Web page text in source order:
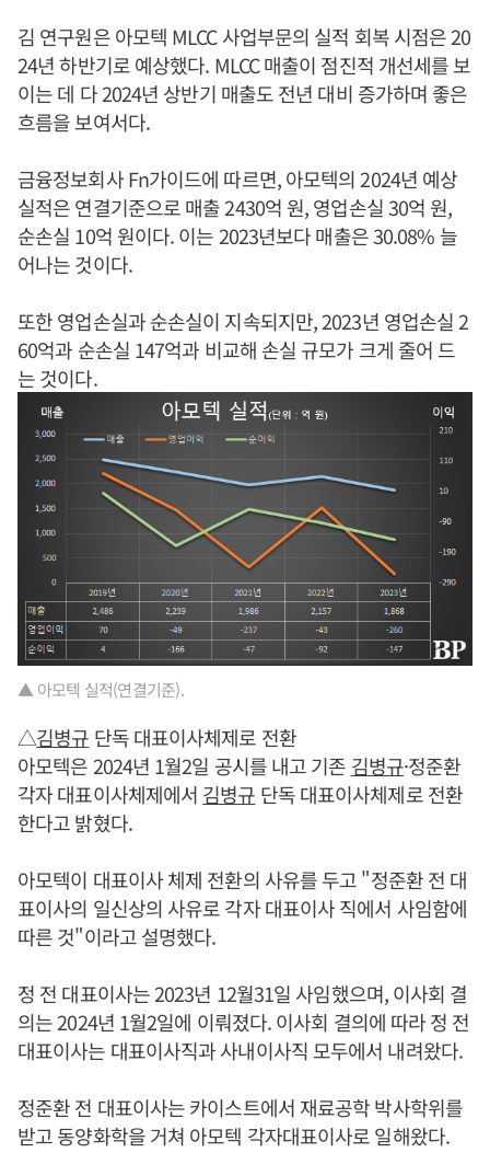
김 연구원은 아모텍 MLCC 사업부문의 실적 회복 시점은 20
24년 하반기로 예상했다. MLCC 매출이 점진적 개선세를 보
이는 데 다 2024년 상반기 매출도 전년 대비 증가하며 좋은
흐름을 보여서다.
금융정보회사 Fn가이드에 따르면, 아모텍의 2024년 예상
실적은 연결기준으로 매출 2430억 원, 영업손실 30억 원,
순손실 10억 원이다. 이는 2023년보다 매출은 30.08% 늘
어나는 것이다.
또한 영업손실과 순손실이 지속되지만, 2023년 영업손실 2
60억과 순손실 147억과 비교해 손실 규모가 크게 줄어 드
는 것이다.
▲ 아모텍 실적(연결기준).
△김병규 단독 대표이사체제로 전환
아모텍은 2024년 1월2일 공시를 내고 기존 김병규·정준환
각자 대표이사체제에서 김병규 단독 대표이사체제로 전환
한다고 밝혔다.
아모텍이 대표이사 체제 전환의 사유를 두고 "정준환 전 대
표이사의 일신상의 사유로 각자 대표이사 직에서 사임함에
따른 것"이라고 설명했다.
정 전 대표이사는 2023년 12월31일 사임했으며, 이사회 결
의는 2024년 1월2일에 이뤄졌다. 이사회 결의에 따라 정 전
대표이사는 대표이사직과 사내이사직 모두에서 내려왔다.
정준환 전 대표이사는 카이스트에서 재료공학 박사학위를
받고 동양화학을 거쳐 아모텍 각자대표이사로 일해왔다.